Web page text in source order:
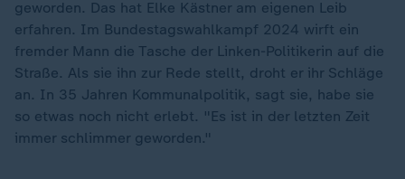
geworden. Das hat Elke Kästner am eigenen Leib
erfahren. Im Bundestagswahlkampf 2024 wirft ein
fremder Mann die Tasche der Linken-Politikerin auf die
Straße. Als sie ihn zur Rede stellt, droht er ihr Schläge
an. In 35 Jahren Kommunalpolitik, sagt sie, habe sie
so etwas noch nicht erlebt. "Es ist in der letzten Zeit
immer schlimmer geworden."